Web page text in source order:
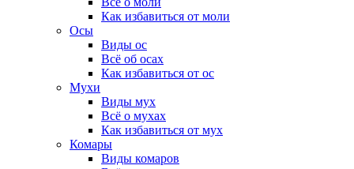
Как избавиться от моли
Осы
Виды ос
Всё об осах
Как избавиться от ос
Мухи
Виды мух
Всё о мухах
Как избавиться от мух
Комары
Виды комаров